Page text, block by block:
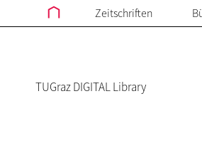
Zeitschriften
TUGraz DIGITAL Library